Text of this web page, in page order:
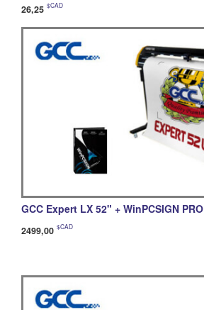
26,25 $CAD
GCC Expert LX 52" + WinPCSIGN PRO
2499,00 $CAD